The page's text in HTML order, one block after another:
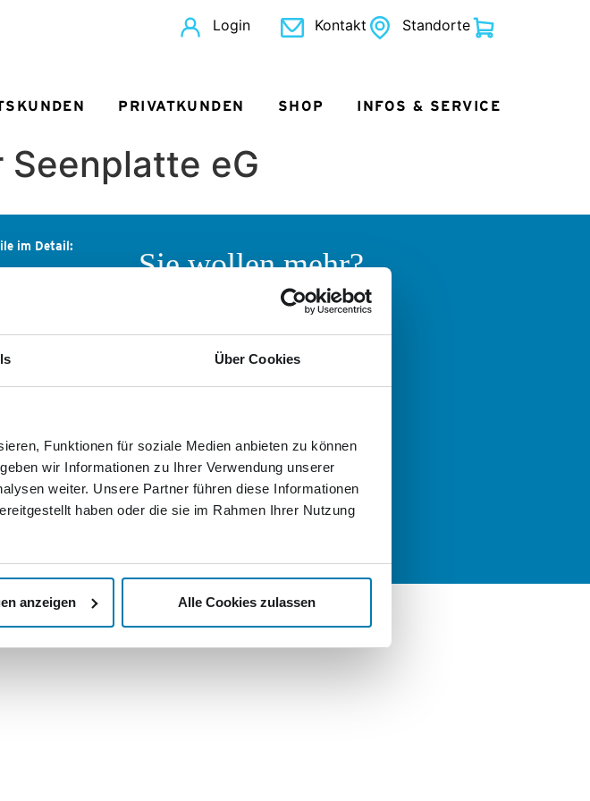
Über Cookies
Funktionen für soziale Medien anbieten zu können
wir Informationen zu Ihrer Verwendung unserer
weiter. Unsere Partner führen diese Informationen
haben oder die sie im Rahmen Ihrer Nutzung
anzeigen Alle Cookies zulassen
Login Kontakt Standorte
PRIVATKUNDEN SHOP INFOS & SERVICE
eG
im Detail:
Vorkasse
Frankierung
Sie wollen mehr?
Wir helfen gern!
Nordkurier Logistik oder der Nordkurier
persönlich informieren und beraten
>Kontakt